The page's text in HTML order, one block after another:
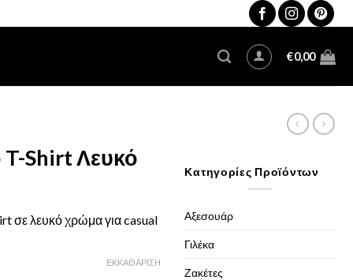
€0,00
T-Shirt Λευκό
σε λευκό χρώμα για casual
ΕΚΚΑΘΆΡΙΣΗ
Κατηγορίες Προϊόντων
Αξεσουάρ
Γιλέκα
Ζακέτες